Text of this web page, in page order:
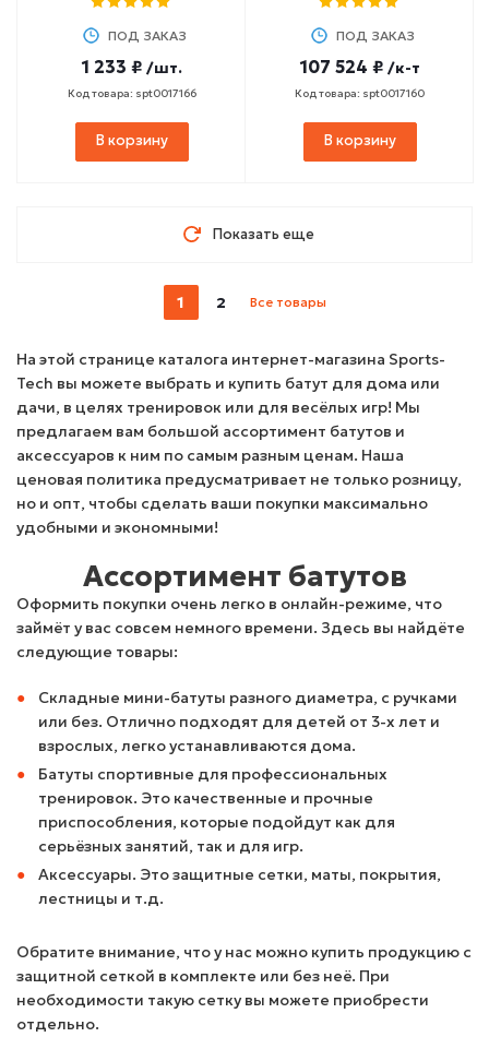
ПОД ЗАКАЗ
1 233 ₽ /шт.
Код товара: spt0017166
В корзину
ПОД ЗАКАЗ
107 524 ₽ /к-т
Код товара: spt0017160
В корзину
Показать еще
1 2 Все товары
На этой странице каталога интернет-магазина Sports-
Tech вы можете выбрать и купить батут для дома или
дачи, в целях тренировок или для весёлых игр! Мы
предлагаем вам большой ассортимент батутов и
аксессуаров к ним по самым разным ценам. Наша
ценовая политика предусматривает не только розницу,
но и опт, чтобы сделать ваши покупки максимально
удобными и экономными!
Ассортимент батутов
Оформить покупки очень легко в онлайн-режиме, что
займёт у вас совсем немного времени. Здесь вы найдёте
следующие товары:
Складные мини-батуты разного диаметра, с ручками
или без. Отлично подходят для детей от 3-х лет и
взрослых, легко устанавливаются дома.
Батуты спортивные для профессиональных
тренировок. Это качественные и прочные
приспособления, которые подойдут как для
серьёзных занятий, так и для игр.
Аксессуары. Это защитные сетки, маты, покрытия,
лестницы и т.д.
Обратите внимание, что у нас можно купить продукцию с
защитной сеткой в комплекте или без неё. При
необходимости такую сетку вы можете приобрести
отдельно.